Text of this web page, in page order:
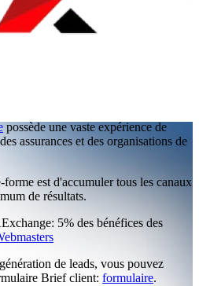
possède une vaste expérience de
assurances et des organisations de
est d'accumuler tous les canaux
de résultats.
5% des bénéfices des
de leads, vous pouvez
Brief client: formulaire.